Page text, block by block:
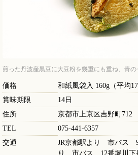
煎った丹波産黒豆に大豆粉を幾重にも重ね、青
価格
和紙風袋入 160g（平均
賞味期限
14日
住所
京都市上京区吉野町712
TEL
075-441-6357
交通
JR京都駅より 市バス 9
り 市バス 12番堀川下